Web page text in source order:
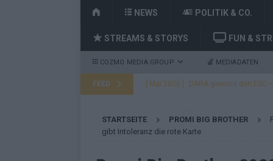
H
M
E
NEWS POLITIK & CO.
STREAMS & STORYS FUN &
COZMO MEDIA GROUP MEDIADATEN
FEED [ Mai 2026 ] DARA gewinnt den
[ Mai 2026 ] JJ, Lordi, Verka
STARTSEITE PROMI BIG BROTHER
gibt Intoleranz die rote Karte